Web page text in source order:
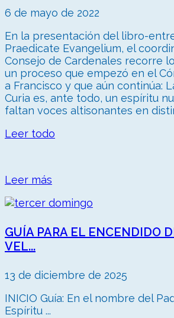
6 de mayo de 2022
En la presentación del libro-
Praedicate Evangelium, el
Consejo de Cardenales recorre
un proceso que empezó en el
a Francisco y que aún continúa:
Curia es, ante todo, un espíritu
faltan voces altisonantes en
Leer todo
Leer más
GUÍA PARA EL ENCENDIDO
VEL...
13 de diciembre de 2025
INICIO Guía: En el nombre del
Espíritu ...